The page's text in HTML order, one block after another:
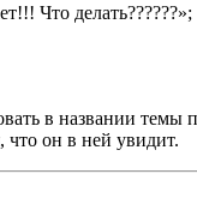
Что делать??????»;
в названии
он в ней увидит.